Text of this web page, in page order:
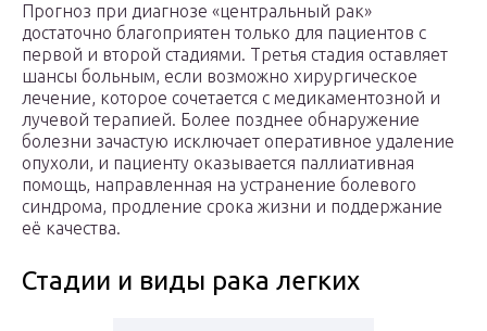
Прогноз при диагнозе «центральный рак»
достаточно благоприятен только для пациентов с
первой и второй стадиями. Третья стадия оставляет
шансы больным, если возможно хирургическое
лечение, которое сочетается с медикаментозной и
лучевой терапией. Более позднее обнаружение
болезни зачастую исключает оперативное удаление
опухоли, и пациенту оказывается паллиативная
помощь, направленная на устранение болевого
синдрома, продление срока жизни и поддержание
её качества.
Стадии и виды рака легких